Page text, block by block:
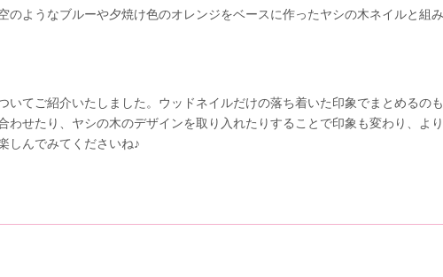
ようなブルーや夕焼け色のオレンジをベースに作ったヤシの木ネイルと組
てご紹介いたしました。ウッドネイルだけの落ち着いた印象でまとめるのも
せたり、ヤシの木のデザインを取り入れたりすることで印象も変わり、よ
しんでみてくださいね♪